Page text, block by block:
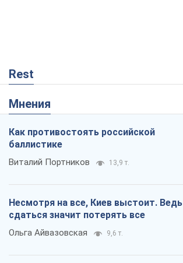
Rest
Мнения
Как противостоять российской
баллистике
Виталий Портников 13,9 т.
Несмотря на все, Киев выстоит. Ведь
сдаться значит потерять все
Ольга Айвазовская 9,6 т.